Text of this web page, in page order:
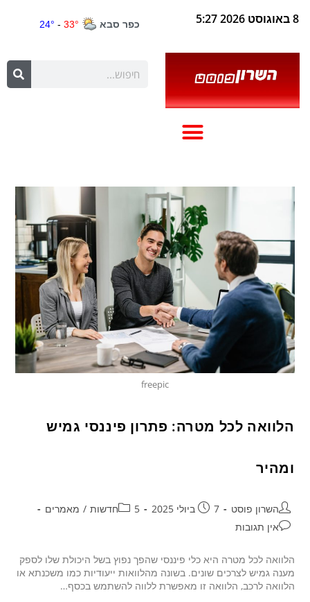
8 באוגוסט 2026 5:27
freepic
הלוואה לכל מטרה: פתרון פיננסי גמיש
ומהיר
השרון פוסט 7 ביולי 2025 5חדשות / מאמרים
אין תגובות
הלוואה לכל מטרה היא כלי פיננסי שהפך נפוץ בשל היכולת שלו לספק
מענה גמיש לצרכים שונים. בשונה מהלוואות ייעודיות כמו משכנתא או
הלוואה לרכב, הלוואה זו מאפשרת ללווה להשתמש בכסף…